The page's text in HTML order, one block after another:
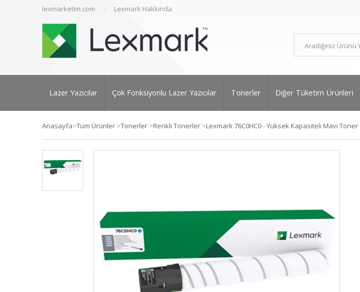
lexmarketim.com Lexmark Hakkında
Lazer Yazıcılar Çok Fonksiyonlu Lazer Yazıcılar Tonerler Diğer Tüketim Ürünleri
Anasayfa>Tüm Ürünler >Tonerler >Renkli Tonerler >Lexmark 76C0HC0 - Yüksek Kapasiteli Mavi Toner